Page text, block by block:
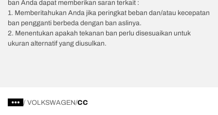
ban Anda dapat memberikan saran terkait :
1. Memberitahukan Anda jika peringkat beban dan/atau kecepatan
ban pengganti berbeda dengan ban aslinya.
2. Menentukan apakah tekanan ban perlu disesuaikan untuk
ukuran alternatif yang diusulkan.
/ VOLKSWAGEN CC